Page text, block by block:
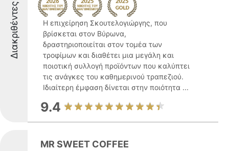
Διακριθέντες
Η επιχείρηση Σκουτελογιώργης, που
βρίσκεται στον Βύρωνα,
δραστηριοποιείται στον τομέα των
τροφίμων και διαθέτει μια μεγάλη και
ποιοτική συλλογή προϊόντων που καλύπτει
τις ανάγκες του καθημερινού τραπεζιού.
Ιδιαίτερη έμφαση δίνεται στην ποιότητα ...
9.4
MR SWEET COFFEE